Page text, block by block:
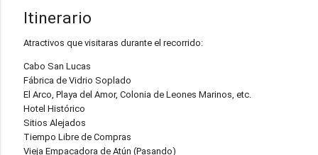
Itinerario
Atractivos que visitaras durante el recorrido:
Cabo San Lucas
Fábrica de Vidrio Soplado
El Arco, Playa del Amor, Colonia de Leones Marinos, etc.
Hotel Histórico
Sitios Alejados
Tiempo Libre de Compras
Vieja Empacadora de Atún (Pasando)